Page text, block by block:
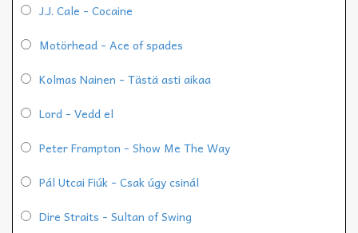
J.J. Cale - Cocaine
Motörhead - Ace of spades
Kolmas Nainen - Tästä asti aikaa
Lord - Vedd el
Peter Frampton - Show Me The Way
Pál Utcai Fiúk - Csak úgy csinál
Dire Straits - Sultan of Swing